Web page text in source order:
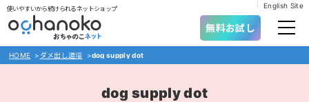
English Site
使いやすいから続けられるネットショップ
無料お試し
HOME > ダメ出し道場 >dog supply dot
dog supply dot